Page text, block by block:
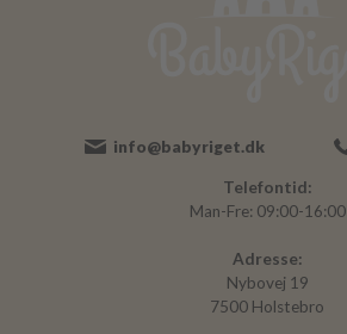
info@babyriget.dk
Telefontid:
Man-Fre: 09:00-16:00
Adresse:
Nybovej 19
7500 Holstebro